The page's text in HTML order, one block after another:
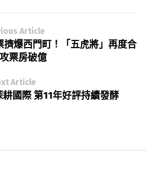
Article
擠爆西門町！「五虎將」再度合
票房破億
Article
國際 第11年好評持續發酵